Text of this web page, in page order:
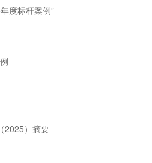
度标杆案例”
2025）摘要